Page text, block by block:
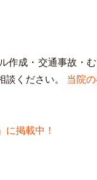
成・交通事故・
談ください。 当院
掲載中！